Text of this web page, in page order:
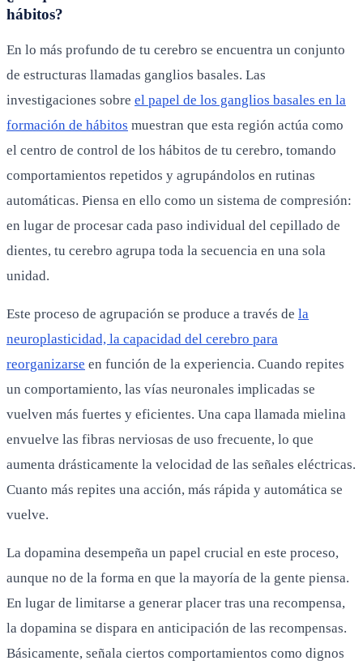
hábitos?
En lo más profundo de tu cerebro se encuentra un conjunto
de estructuras llamadas ganglios basales. Las
investigaciones sobre el papel de los ganglios basales en la
formación de hábitos muestran que esta región actúa como
el centro de control de los hábitos de tu cerebro, tomando
comportamientos repetidos y agrupándolos en rutinas
automáticas. Piensa en ello como un sistema de compresión:
en lugar de procesar cada paso individual del cepillado de
dientes, tu cerebro agrupa toda la secuencia en una sola
unidad.
Este proceso de agrupación se produce a través de la
neuroplasticidad, la capacidad del cerebro para
reorganizarse en función de la experiencia. Cuando repites
un comportamiento, las vías neuronales implicadas se
vuelven más fuertes y eficientes. Una capa llamada mielina
envuelve las fibras nerviosas de uso frecuente, lo que
aumenta drásticamente la velocidad de las señales eléctricas.
Cuanto más repites una acción, más rápida y automática se
vuelve.
La dopamina desempeña un papel crucial en este proceso,
aunque no de la forma en que la mayoría de la gente piensa.
En lugar de limitarse a generar placer tras una recompensa,
la dopamina se dispara en anticipación de las recompensas.
Básicamente, señala ciertos comportamientos como dignos